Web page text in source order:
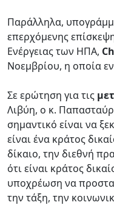
Παράλληλα,
επερχόμενης
Ενέργειας των ΗΠΑ,
Νοεμβρίου, η οποία
Σε ερώτηση για τις
Λιβύη, ο κ.
σημαντικό είναι να
είναι ένα κράτος
δίκαιο, την διεθνή
ότι είναι κράτος
υποχρέωση να
την τάξη, την